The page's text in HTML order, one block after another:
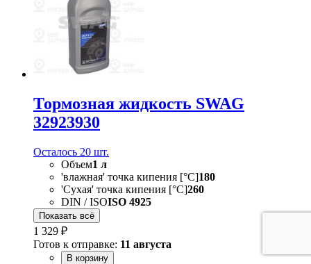
Тормозная жидкость SWAG
32923930
Осталось 20 шт.
Объем1 л
'влажная' точка кипения [°C]180
'Сухая' точка кипения [°C]260
DIN / ISOISO 4925
Показать всё
1 329 ₽
Готов к отправке: 11 августа
В корзину